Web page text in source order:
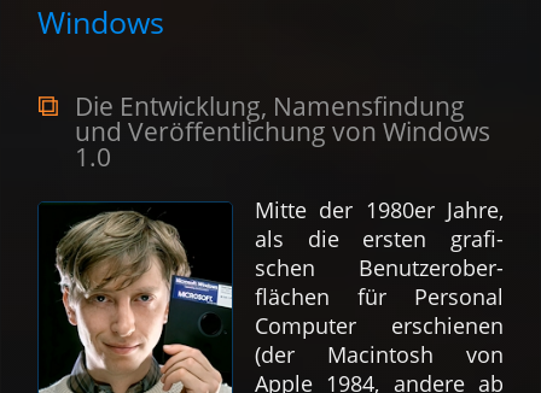
Windows
Die Ent­wick­lung, Namens­fin­dung
und Ver­öffent­lichung von Windows
1.0
Mitte der 1980er Jahre,
als die er­sten gra­fi­
schen Be­nutzer­ober­
flächen für Per­sonal
Com­puter er­schienen
(der Macintosh von
Apple 1984, andere ab